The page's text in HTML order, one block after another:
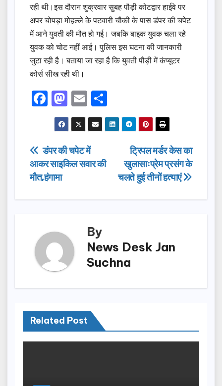
रही थी।इस दौरान शुक्रवार सुबह पौड़ी कोटद्वार हाईवे पर
अपर चोपड़ा मोहल्ले के पटवारी चौकी के पास डंपर की चपेट
में आने युवती की मौत हो गई। जबकि बाइक युवक चला रहे
युवक को चोट नहीं आई। पुलिस इस घटना की जानकारी
जुटा रही है। बताया जा रहा है कि युवती पौड़ी में कंप्यूटर
कोर्स सीख रही थी।
F
a
c
e
b
o
M
a
st
o
d
E
m
ail
h
ar
Post
navigation
ट्रिपल मर्डर केस का
खुलासाःप्रेम प्रसंग के
चलते हुई तीनों हत्याएं
डंपर की चपेट में
आकर साइकिल सवार की
मौत,हंगामा
By
News Desk Jan
Suchna
Related Post